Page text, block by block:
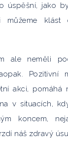
úspěšní, jako
můžeme klást
ale neměli
Pozitivní
akci, pomáhá
v situacích,
koncem,
náš zdravý